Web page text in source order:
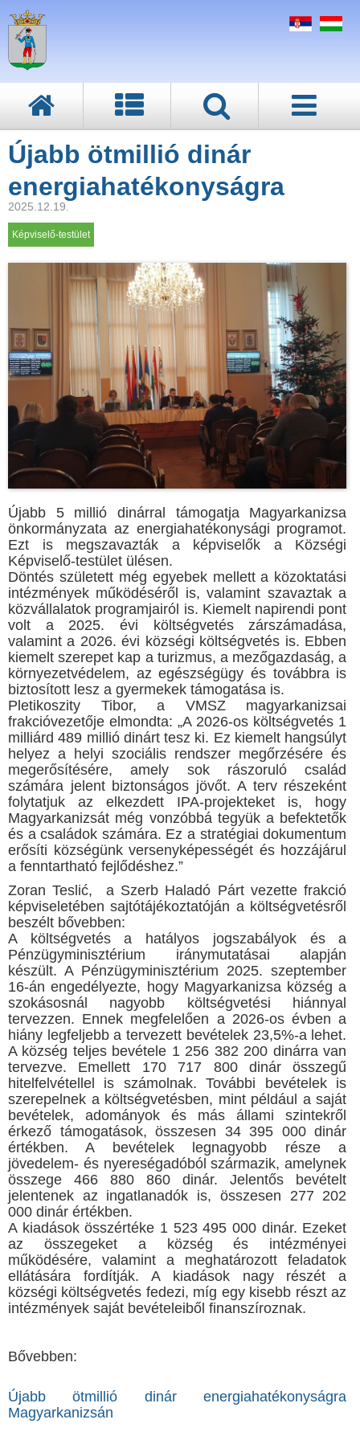
Újabb ötmillió dinár
energiahatékonyságra
2025.12.19.
Képviselő-testület
Újabb 5 millió dinárral támogatja Magyarkanizsa
önkormányzata az energiahatékonysági programot.
Ezt is megszavazták a képviselők a Községi
Képviselő-testület ülésen.
Döntés született még egyebek mellett a közoktatási
intézmények működéséről is, valamint szavaztak a
közvállalatok programjairól is. Kiemelt napirendi pont
volt a 2025. évi költségvetés zárszámadása,
valamint a 2026. évi községi költségvetés is. Ebben
kiemelt szerepet kap a turizmus, a mezőgazdaság, a
környezetvédelem, az egészségügy és továbbra is
biztosított lesz a gyermekek támogatása is.
Pletikoszity Tibor, a VMSZ magyarkanizsai
frakcióvezetője elmondta: „A 2026-os költségvetés 1
milliárd 489 millió dinárt tesz ki. Ez kiemelt hangsúlyt
helyez a helyi szociális rendszer megőrzésére és
megerősítésére, amely sok rászoruló család
számára jelent biztonságos jövőt. A terv részeként
folytatjuk az elkezdett IPA-projekteket is, hogy
Magyarkanizsát még vonzóbbá tegyük a befektetők
és a családok számára. Ez a stratégiai dokumentum
erősíti községünk versenyképességét és hozzájárul
a fenntartható fejlődéshez.”
Zoran Teslić, a Szerb Haladó Párt vezette frakció
képviseletében sajtótájékoztatóján a költségvetésről
beszélt bővebben:
A költségvetés a hatályos jogszabályok és a
Pénzügyminisztérium iránymutatásai alapján
készült. A Pénzügyminisztérium 2025. szeptember
16-án engedélyezte, hogy Magyarkanizsa község a
szokásosnál nagyobb költségvetési hiánnyal
tervezzen. Ennek megfelelően a 2026-os évben a
hiány legfeljebb a tervezett bevételek 23,5%-a lehet.
A község teljes bevétele 1 256 382 200 dinárra van
tervezve. Emellett 170 717 800 dinár összegű
hitelfelvétellel is számolnak. További bevételek is
szerepelnek a költségvetésben, mint például a saját
bevételek, adományok és más állami szintekről
érkező támogatások, összesen 34 395 000 dinár
értékben. A bevételek legnagyobb része a
jövedelem- és nyereségadóból származik, amelynek
összege 466 880 860 dinár. Jelentős bevételt
jelentenek az ingatlanadók is, összesen 277 202
000 dinár értékben.
A kiadások összértéke 1 523 495 000 dinár. Ezeket
az összegeket a község és intézményei
működésére, valamint a meghatározott feladatok
ellátására fordítják. A kiadások nagy részét a
községi költségvetés fedezi, míg egy kisebb részt az
intézmények saját bevételeiből finanszíroznak.
Bővebben:
Újabb ötmillió dinár energiahatékonyságra
Magyarkanizsán